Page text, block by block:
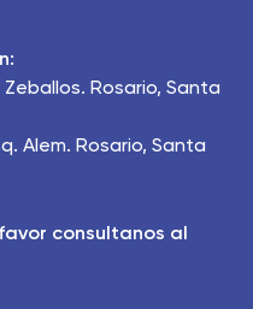
Rosario, Santa
Alem. Rosario, Santa
consultanos al